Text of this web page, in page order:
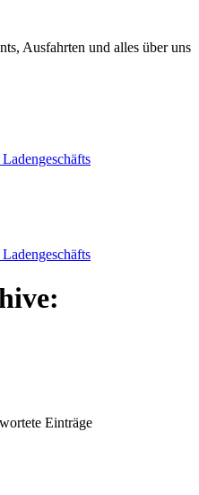
Ausfahrten und alles über uns
Einträge